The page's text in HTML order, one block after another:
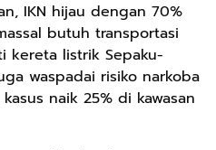
IKN hijau dengan 70%
butuh transportasi
kereta listrik Sepaku-
waspadai risiko narkoba
naik 25% di kawasan